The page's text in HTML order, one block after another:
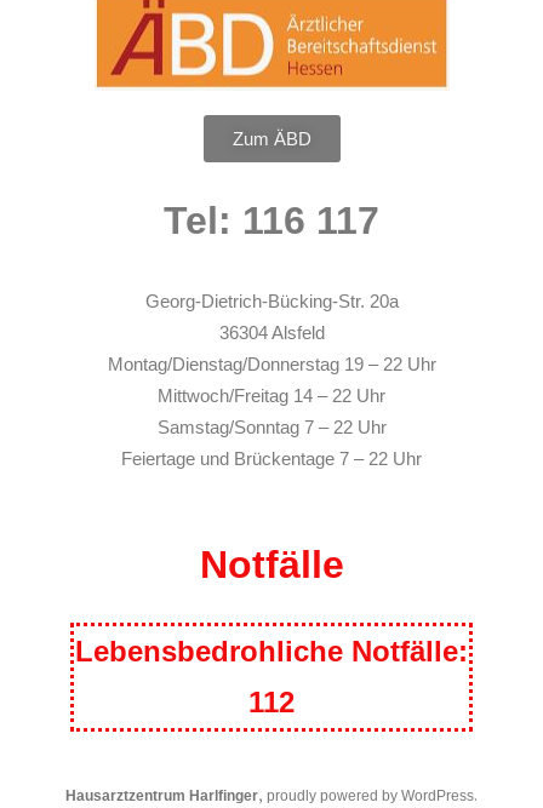
Zum ÄBD
Tel: 116 117
Georg-Dietrich-Bücking-Str. 20a
36304 Alsfeld
Montag/Dienstag/Donnerstag 19 – 22 Uhr
Mittwoch/Freitag 14 – 22 Uhr
Samstag/Sonntag 7 – 22 Uhr
Feiertage und Brückentage 7 – 22 Uhr
Notfälle
Lebensbedrohliche Notfälle:
112
Hausarztzentrum Harlfinger, proudly powered by WordPress.